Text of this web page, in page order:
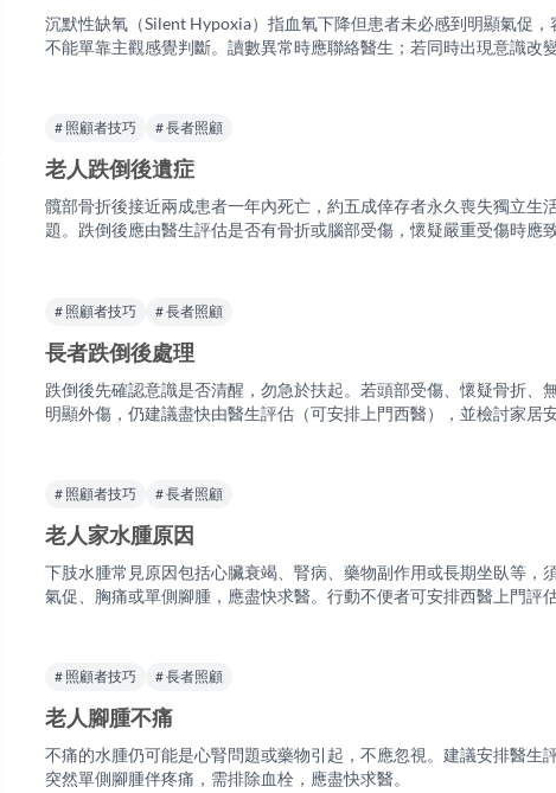
沉默性缺氧（Silent Hypoxia）指血氧下降但患者未必感到明顯氣促
不能單靠主觀感覺判斷。讀數異常時應聯絡醫生；若同時出現意識改
# 照顧者技巧 # 長者照顧
老人跌倒後遺症
髖部骨折後接近兩成患者一年內死亡，約五成倖存者永久喪失獨立生
題。跌倒後應由醫生評估是否有骨折或腦部受傷，懷疑嚴重受傷時應致
# 照顧者技巧 # 長者照顧
長者跌倒後處理
跌倒後先確認意識是否清醒，勿急於扶起。若頭部受傷、懷疑骨折
明顯外傷，仍建議盡快由醫生評估（可安排上門西醫），並檢討家居
# 照顧者技巧 # 長者照顧
老人家水腫原因
下肢水腫常見原因包括心臟衰竭、腎病、藥物副作用或長期坐臥等，
氣促、胸痛或單側腳腫，應盡快求醫。行動不便者可安排西醫上門評估
# 照顧者技巧 # 長者照顧
老人腳腫不痛
不痛的水腫仍可能是心腎問題或藥物引起，不應忽視。建議安排醫生
突然單側腳腫伴疼痛，需排除血栓，應盡快求醫。